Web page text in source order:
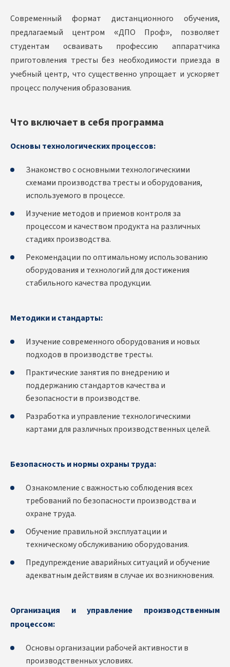
Современный формат дистанционного обучения,
предлагаемый центром «ДПО Проф», позволяет
студентам осваивать профессию аппаратчика
приготовления тресты без необходимости приезда в
учебный центр, что существенно упрощает и ускоряет
процесс получения образования.
Что включает в себя программа
Основы технологических процессов:
Знакомство с основными технологическими
схемами производства тресты и оборудования,
используемого в процессе.
Изучение методов и приемов контроля за
процессом и качеством продукта на различных
стадиях производства.
Рекомендации по оптимальному использованию
оборудования и технологий для достижения
стабильного качества продукции.
Методики и стандарты:
Изучение современного оборудования и новых
подходов в производстве тресты.
Практические занятия по внедрению и
поддержанию стандартов качества и
безопасности в производстве.
Разработка и управление технологическими
картами для различных производственных целей.
Безопасность и нормы охраны труда:
Ознакомление с важностью соблюдения всех
требований по безопасности производства и
охране труда.
Обучение правильной эксплуатации и
техническому обслуживанию оборудования.
Предупреждение аварийных ситуаций и обучение
адекватным действиям в случае их возникновения.
Организация и управление производственным
процессом:
Основы организации рабочей активности в
производственных условиях.